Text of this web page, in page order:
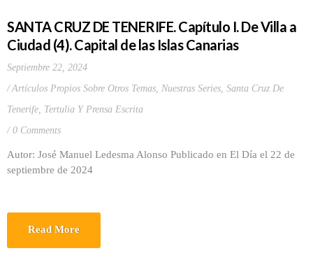
SANTA CRUZ DE TENERIFE. Capítulo I. De Villa a
Ciudad (4). Capital de las Islas Canarias
Septiembre 22, 2024
Artículos Propios Sobre Otros Temas, Nuestras Series, Santa Cruz De
Tenerife, Tertulia Y Prensa Escrita
0 Comments
Autor: José Manuel Ledesma Alonso Publicado en El Día el 22 de
septiembre de 2024
Read More